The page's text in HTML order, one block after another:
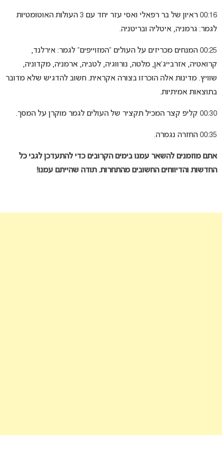
00:16 ראיון של בר רפאלי ואסי עזר יחד עם 3 העולות האוטומטיות
לגמר: גרמניה, איטליה ובריטניה.
00:25 המנחים מכריזים על העולים “המזוייפים” לגמר: אירלנד,
קרואטיה, אזרבייג’אן, מלטה, נורווגיה, לטביה, ארמניה, מקדוניה,
שוויץ. מדינות אלה הוכרזו בצורה אקראית. חשוב להדגיש שלא מדובר
בתוצאות אמיתיות.
00:30 קליפ קצר המכיל תקציר של העולים לגמר מוקרן על המסך.
00:35 החזרה נגמרה.
אתם מוזמנים להשאר עמנו בימים הקרובים כדי להתעדכן לגבי כל
החדשות והדיווחים החשובים מהתחרות. תודה שהייתם עמנו!